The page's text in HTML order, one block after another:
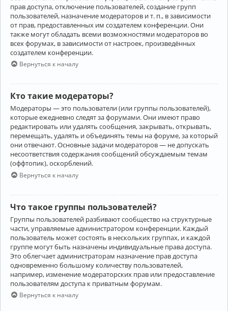
прав доступа, отключение пользователей, создание групп
пользователей, назначение модераторов и т. п., в зависимости
от прав, предоставленных им создателем конференции. Они
также могут обладать всеми возможностями модераторов во
всех форумах, в зависимости от настроек, произведённых
создателем конференции.
Вернуться к началу
Кто такие модераторы?
Модераторы — это пользователи (или группы пользователей),
которые ежедневно следят за форумами. Они имеют право
редактировать или удалять сообщения, закрывать, открывать,
перемещать, удалять и объединять темы на форуме, за который
они отвечают. Основные задачи модераторов — не допускать
несоответствия содержания сообщений обсуждаемым темам
(оффтопик), оскорблений.
Вернуться к началу
Что такое группы пользователей?
Группы пользователей разбивают сообщество на структурные
части, управляемые администратором конференции. Каждый
пользователь может состоять в нескольких группах, и каждой
группе могут быть назначены индивидуальные права доступа.
Это облегчает администраторам назначение прав доступа
одновременно большому количеству пользователей,
например, изменение модераторских прав или предоставление
пользователям доступа к приватным форумам.
Вернуться к началу